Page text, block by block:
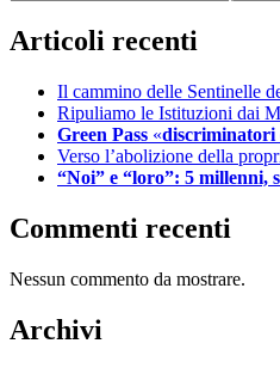
Articoli recenti
Il cammino delle Sentinelle
Ripuliamo le Istituzioni dai
Green Pass «discriminatori
Verso l’abolizione della
“Noi” e “loro”: 5 millenni,
Commenti recenti
Nessun commento da mostrare.
Archivi